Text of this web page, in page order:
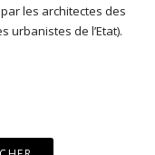
les architectes des
urbanistes de l’Etat).